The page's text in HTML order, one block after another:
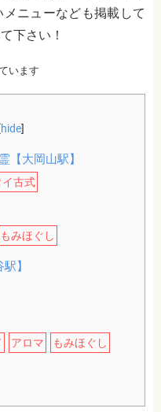
ニューなども掲載して
下さい！
います
[hide]
【大岡山駅】
イ古式
もみほぐし
】
アロマ もみほぐし